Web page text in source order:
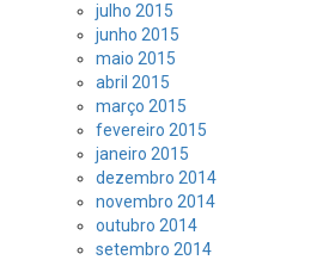
julho 2015
junho 2015
maio 2015
abril 2015
março 2015
fevereiro 2015
janeiro 2015
dezembro 2014
novembro 2014
outubro 2014
setembro 2014